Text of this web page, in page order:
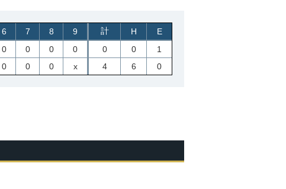
6 7 8 9 計 H
E
0 0 0 0 0 0
1
0 0 0 x 4 6 0